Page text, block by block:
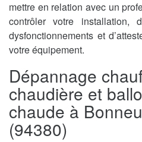
mettre en relation avec un
contrôler votre installation,
dysfonctionnements et
votre équipement.
Dépannage
chaudière et
chaude à
(94380)